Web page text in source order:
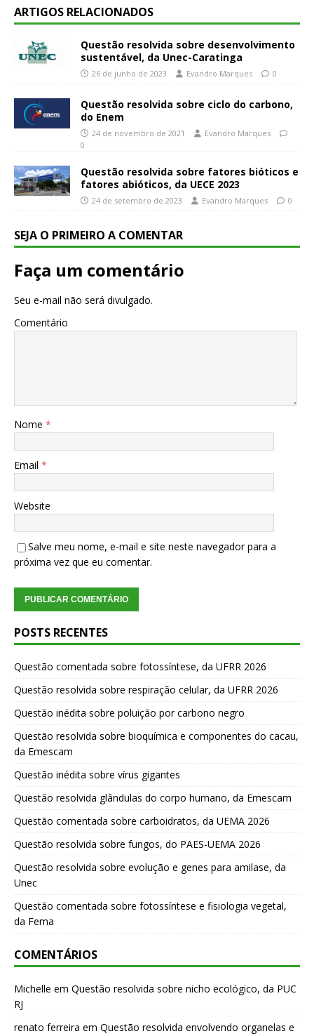
ARTIGOS RELACIONADOS
Questão resolvida sobre desenvolvimento
sustentável, da Unec-Caratinga
26 de junho de 2023 Evandro Marques 0
Questão resolvida sobre ciclo do carbono,
do Enem
24 de novembro de 2021
Evandro Marques
0
Questão resolvida sobre fatores bióticos e
fatores abióticos, da UECE 2023
24 de setembro de 2023 Evandro Marques 0
SEJA O PRIMEIRO A COMENTAR
Faça um comentário
Seu e-mail não será divulgado.
Comentário
Nome *
Email *
Website
Salve meu nome, e-mail e site neste navegador para a
próxima vez que eu comentar.
POSTS RECENTES
Questão comentada sobre fotossíntese, da UFRR 2026
Questão resolvida sobre respiração celular, da UFRR 2026
Questão inédita sobre poluição por carbono negro
Questão resolvida sobre bioquímica e componentes do cacau,
da Emescam
Questão inédita sobre vírus gigantes
Questão resolvida glândulas do corpo humano, da Emescam
Questão comentada sobre carboidratos, da UEMA 2026
Questão resolvida sobre fungos, do PAES-UEMA 2026
Questão resolvida sobre evolução e genes para amilase, da
Unec
Questão comentada sobre fotossíntese e fisiologia vegetal,
da Fema
COMENTÁRIOS
Michelle em Questão resolvida sobre nicho ecológico, da PUC
RJ
renato ferreira em Questão resolvida envolvendo organelas e